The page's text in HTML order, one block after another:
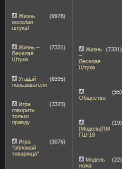
Жизнь
веселая
штука!
(9978)
Жизнь –
Веселая
Штука
(7331)
Угадай
пользователя
(6395)
Игра
говорить
только
правду
(3323)
Игра
"обломай
товарища"
(3076)
Жизнь
–
Веселая
Штука
(7331)
Общество
(55)
[Модель]ПМ
ГШ-18
(19)
Модель
ножа
(22)